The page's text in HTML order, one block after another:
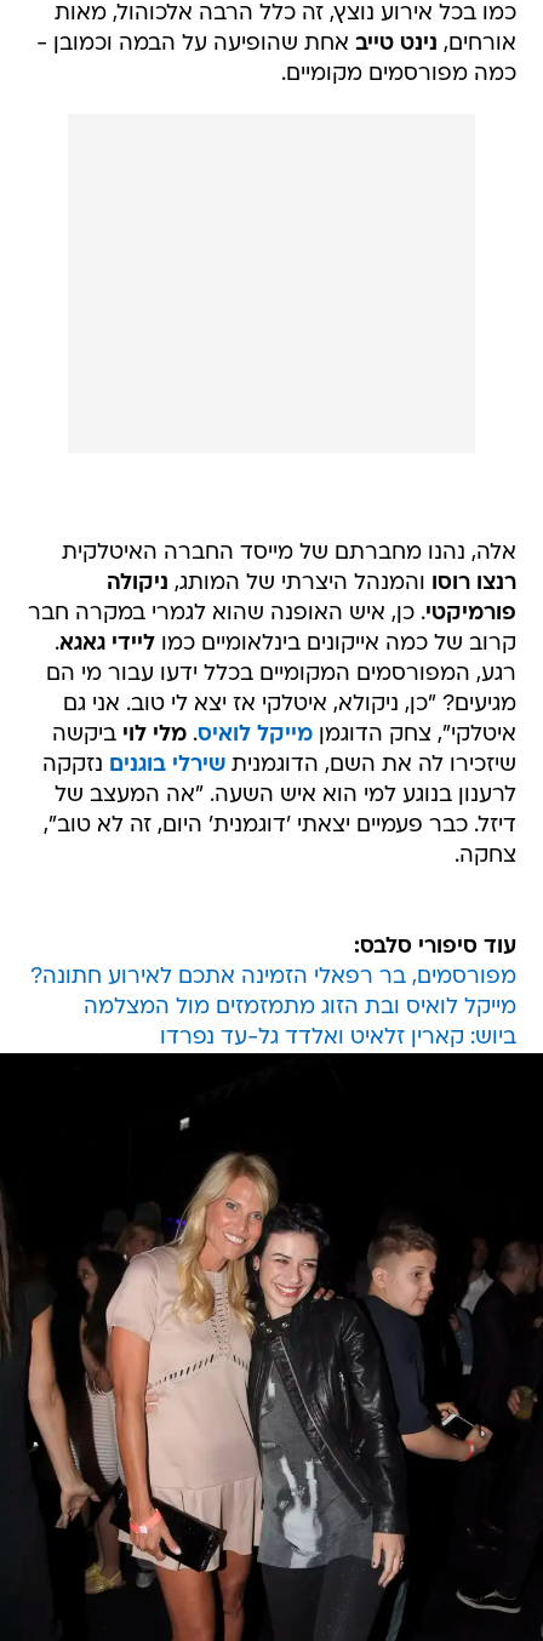
כמו בכל אירוע נוצץ, זה כלל הרבה אלכוהול, מאות
אורחים, נינט טייב אחת שהופיעה על הבמה וכמובן -
כמה מפורסמים מקומיים.
אלה, נהנו מחברתם של מייסד החברה האיטלקית
רנצו רוסו והמנהל היצרתי של המותג, ניקולה
פורמיקטי. כן, איש האופנה שהוא לגמרי במקרה חבר
קרוב של כמה אייקונים בינלאומיים כמוליידי גאגא.
רגע, המפורסמים המקומיים בכלל ידעו עבור מי הם
מגיעים? "כן, ניקולא, איטלקי אז יצא לי טוב. אני גם
איטלקי", צחק הדוגמןמייקל לואיס.מלי לוי ביקשה
שיזכירו לה את השם, הדוגמניתשירלי בוגנים נזקקה
לרענון בנוגע למי הוא איש השעה. "אה המעצב של
דיזל. כבר פעמיים יצאתי 'דוגמנית' היום, זה לא טוב",
צחקה.
עוד סיפורי סלבס:
מפורסמים, בר רפאלי הזמינה אתכם לאירוע חתונה?
מייקל לואיס ובת הזוג מתמזמזים מול המצלמה
ביוש: קארין זלאיט ואלדד גל-עד נפרדו